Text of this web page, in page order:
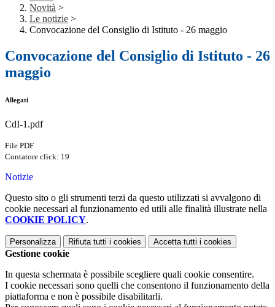
Novità >
Le notizie >
Convocazione del Consiglio di Istituto - 26 maggio
Convocazione del Consiglio di Istituto - 26
maggio
Allegati
CdI-1.pdf
File PDF
Contatore click: 19
Notizie
Questo sito o gli strumenti terzi da questo utilizzati si avvalgono di
cookie necessari al funzionamento ed utili alle finalità illustrate nella
COOKIE POLICY.
Personalizza Rifiuta tutti i cookies Accetta tutti i cookies
Gestione cookie
In questa schermata è possibile scegliere quali cookie consentire.
I cookie necessari sono quelli che consentono il funzionamento della
piattaforma e non è possibile disabilitarli.